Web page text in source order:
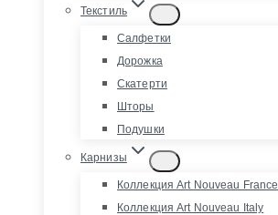
Текстиль
Салфетки
Дорожка
Скатерти
Шторы
Подушки
Карнизы
Коллекция Art Nouveau France
Коллекция Art Nouveau Italy